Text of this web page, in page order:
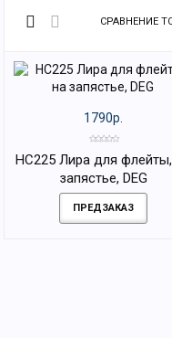
СРАВНЕНИЕ
1790р.
HC225 Лира для
запястье, DEG
ПРЕДЗАКАЗ